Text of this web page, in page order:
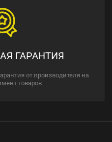
ГАРАНТИЯ
от производителя на
товаров